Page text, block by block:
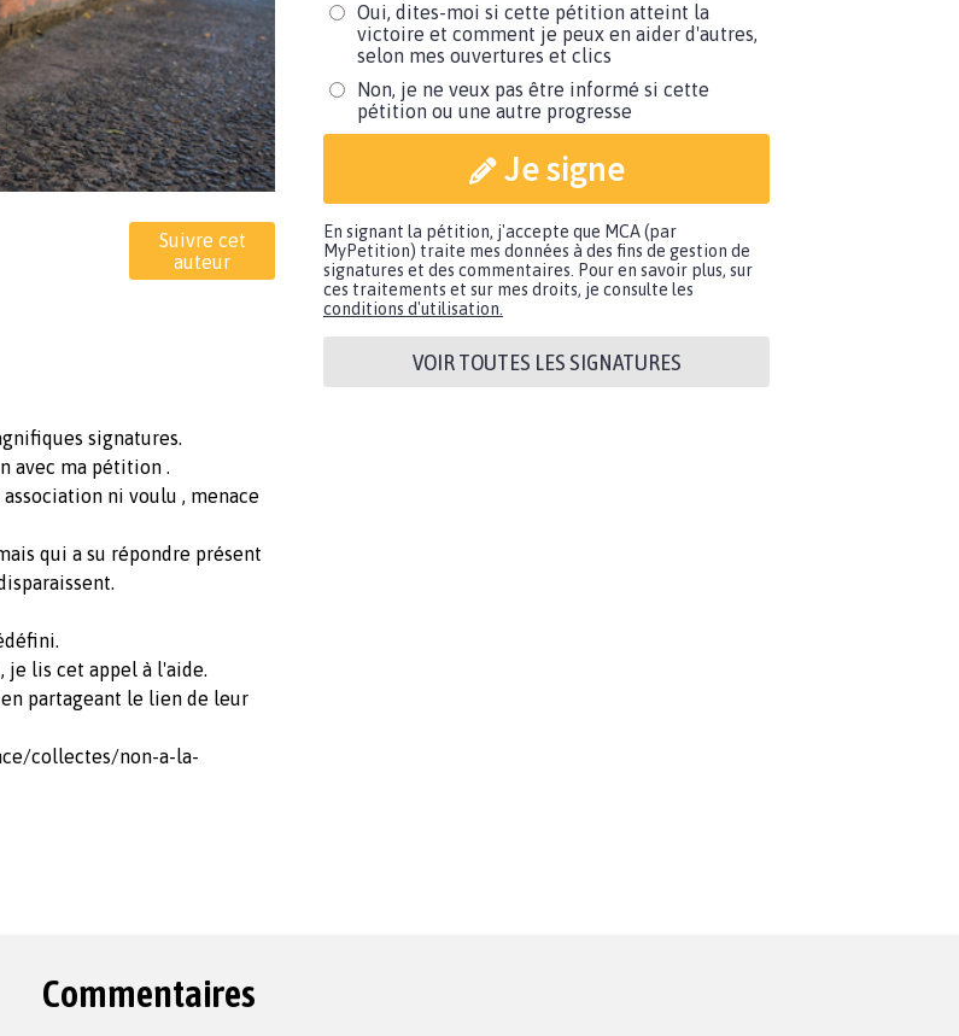
Suivre cet
auteur
signatures.
avec ma pétition .
ni voulu , menace
qui a su répondre présent
je lis cet appel à l'aide.
partageant le lien de leur
collectes/non-a-la-
Oui, dites-moi si cette pétition atteint la
victoire et comment je peux en aider d'autres,
selon mes ouvertures et clics
Non, je ne veux pas être informé si cette
pétition ou une autre progresse
Je signe
En signant la pétition, j'accepte que MCA (par
MyPetition) traite mes données à des fins de gestion de
signatures et des commentaires. Pour en savoir plus, sur
ces traitements et sur mes droits, je consulte les
conditions d'utilisation.
VOIR TOUTES LES SIGNATURES
Commentaires